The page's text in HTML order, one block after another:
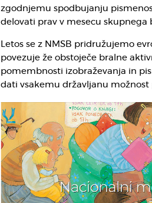
zgodnjemu spodbujanju
delovati prav v mesecu skupnega
Letos se z NMSB pridružujemo
povezuje že obstoječe bralne
pomembnosti izobraževanja in
dati vsakemu državljanu možnost